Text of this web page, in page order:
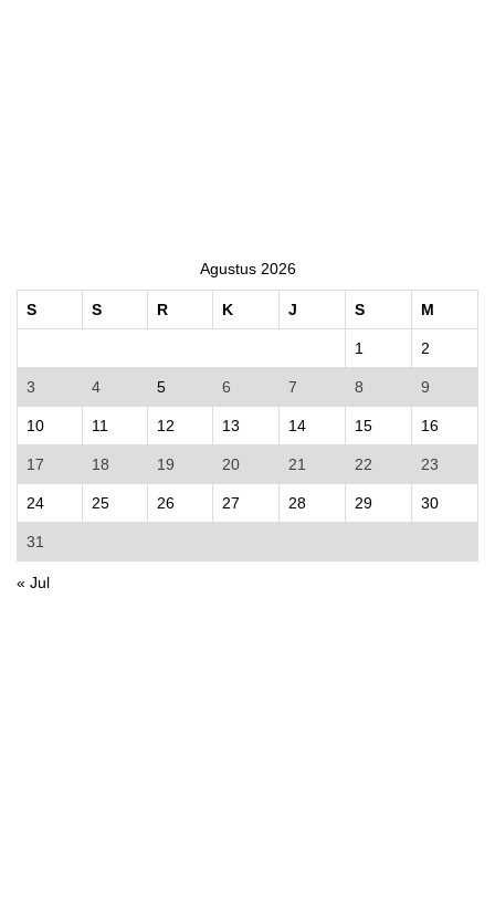
Agustus 2026
S S R K J S M
1 2
3 4 5 6 7 8 9
10 11 12 13 14 15 16
17 18 19 20 21 22 23
24 25 26 27 28 29 30
31
« Jul